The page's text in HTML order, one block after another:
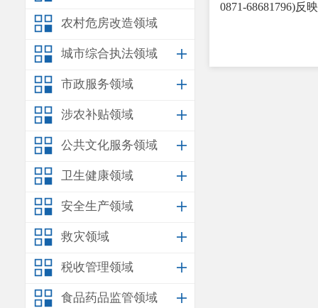
农村危房改造领域
城市综合执法领域
市政服务领域
涉农补贴领域
公共文化服务领域
卫生健康领域
安全生产领域
救灾领域
税收管理领域
食品药品监管领域
0871-68681796)反